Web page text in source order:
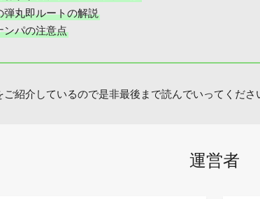
弾丸即ルートの解説
ンパの注意点
紹介しているので是非最後まで読んでいってくださ
運営者